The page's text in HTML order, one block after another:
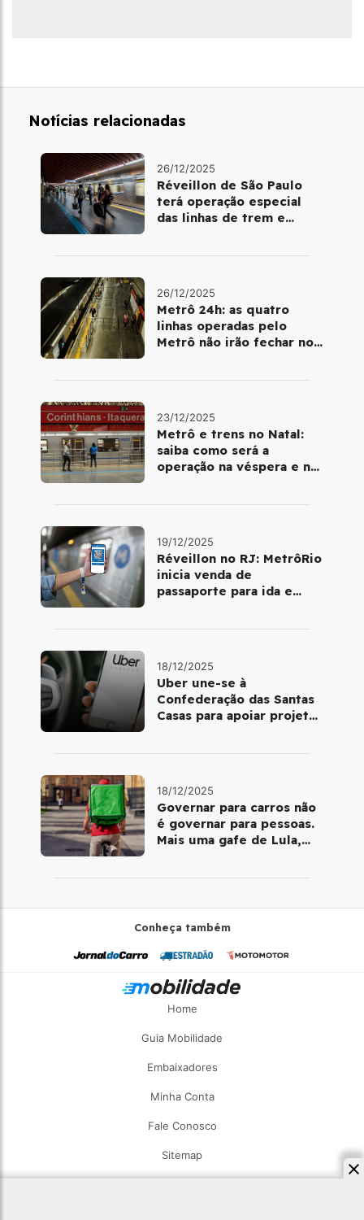
Notícias relacionadas
26/12/2025
Réveillon de São Paulo
terá operação especial
das linhas de trem e
26/12/2025
Metrô 24h: as quatro
linhas operadas pelo
Metrô não irão fechar no
23/12/2025
Metrô e trens no Natal:
saiba como será a
operação na véspera e no
19/12/2025
Réveillon no RJ: MetrôRio
inicia venda de
passaporte para ida e
18/12/2025
Uber une-se à
Confederação das Santas
Casas para apoiar projetos
18/12/2025
Governar para carros não
é governar para pessoas.
Mais uma gafe de Lula,
Conheça também
Home
Guia Mobilidade
Embaixadores
Minha Conta
Fale Conosco
Sitemap